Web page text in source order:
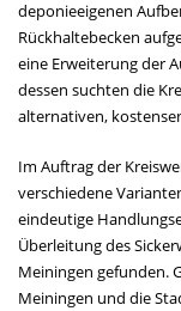
deponieeigenen
Rückhaltebecken
eine Erweiterung der
dessen suchten die
alternativen,
Im Auftrag der
verschiedene
eindeutige
Überleitung des
Meiningen gefunden.
Meiningen und die